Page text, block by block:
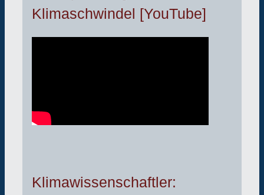
Klimaschwindel [YouTube]
Klimawissenschaftler: